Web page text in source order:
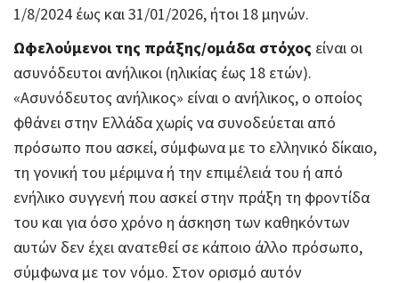
1/8/2024 έως και 31/01/2026, ήτοι 18 μηνών.
Ωφελούμενοι της πράξης/ομάδα στόχος είναι οι
ασυνόδευτοι ανήλικοι (ηλικίας έως 18 ετών).
«Ασυνόδευτος ανήλικος» είναι ο ανήλικος, ο οποίος
φθάνει στην Ελλάδα χωρίς να συνοδεύεται από
πρόσωπο που ασκεί, σύμφωνα με το ελληνικό δίκαιο,
τη γονική του μέριμνα ή την επιμέλειά του ή από
ενήλικο συγγενή που ασκεί στην πράξη τη φροντίδα
του και για όσο χρόνο η άσκηση των καθηκόντων
αυτών δεν έχει ανατεθεί σε κάποιο άλλο πρόσωπο,
σύμφωνα με τον νόμο. Στον ορισμό αυτόν